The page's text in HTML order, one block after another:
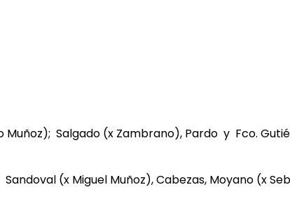
Salgado (x Zambrano), Pardo y Fco.
(x Miguel Muñoz), Cabezas, Moyano (x